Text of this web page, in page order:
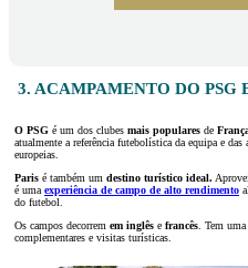
3. ACAMPAMENTO DO PSG
O PSG é um dos clubes mais populares de
atualmente a referência futebolística da equipa e
europeias.
Paris é também um destino turístico ideal.
é uma experiência de campo de alto rendimento
do futebol.
Os campos decorrem em inglês e francês . Tem
complementares e visitas turísticas.